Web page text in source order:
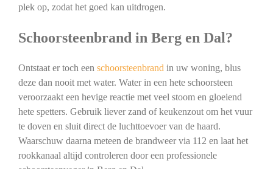
plek op, zodat het goed kan uitdrogen.
Schoorsteenbrand in Berg en Dal?
Ontstaat er toch een schoorsteenbrand in uw woning, blus
deze dan nooit met water. Water in een hete schoorsteen
veroorzaakt een hevige reactie met veel stoom en gloeiend
hete spetters. Gebruik liever zand of keukenzout om het vuur
te doven en sluit direct de luchttoevoer van de haard.
Waarschuw daarna meteen de brandweer via 112 en laat het
rookkanaal altijd controleren door een professionele